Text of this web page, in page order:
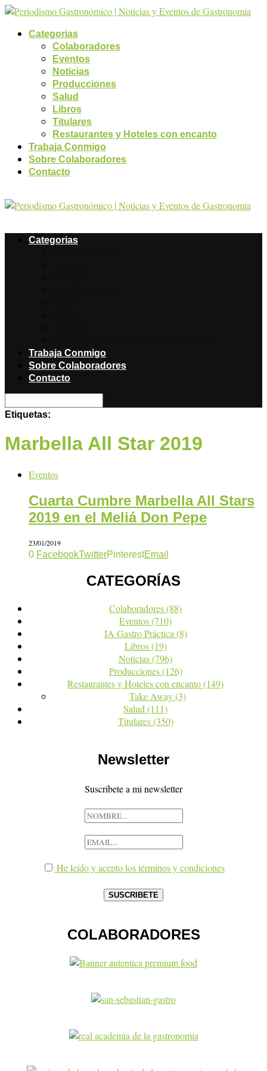
Categorias
Colaboradores
Eventos
Noticias
Producciones
Salud
Libros
Titulares
Restaurantes y Hoteles con encanto
Trabaja Conmigo
Sobre Colaboradores
Contacto
Categorias
Trabaja Conmigo
Sobre Colaboradores
Contacto
Etiquetas:
Marbella All Star 2019
Eventos
Cuarta Cumbre Marbella All Stars
2019 en el Meliá Don Pepe
23/01/2019
0 FacebookTwitterPinterestEmail
CATEGORÍAS
Colaboradores(88)
Eventos(710)
IA Gastro Práctica(8)
Libros(19)
Noticias(796)
Producciones(126)
Restaurantes y Hoteles con encanto(149)
Take Away(3)
Salud(111)
Titulares(350)
Newsletter
Suscribete a mi newsletter
He leído y acepto los términos y condiciones
COLABORADORES